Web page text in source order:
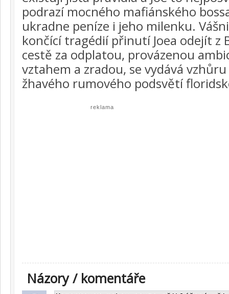
podrazí mocného mafiánského
ukradne peníze i jeho milenku.
končící tragédií přinutí Joea odejít z
cestě za odplatou, provázenou
vztahem a zradou, se vydává
žhavého rumového podsvětí
reklama
Názory / komentáře